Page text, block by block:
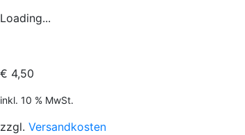
Loading...
€ 4,50
inkl. 10 % MwSt.
zzgl. Versandkosten